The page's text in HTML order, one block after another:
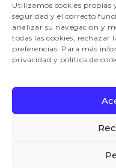
Utilizamos cookies propias
seguridad y el correcto
analizar su navegación y
todas las cookies, rechazar
preferencias. Para más
privacidad y política de
LEGISLACIÓN
CANAL DE